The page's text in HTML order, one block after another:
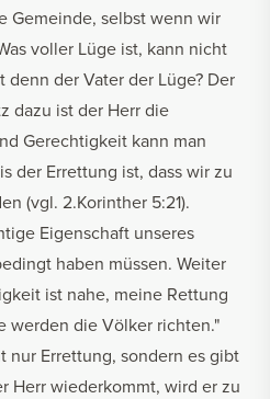
Gemeinde, selbst wenn wir
voller Lüge ist, kann nicht
denn der Vater der Lüge? Der
dazu ist der Herr die
Gerechtigkeit kann man
der Errettung ist, dass wir zu
(vgl. 2.Korinther 5:21).
Eigenschaft unseres
haben müssen. Weiter
ist nahe, meine Rettung
werden die Völker richten."
nur Errettung, sondern es gibt
Herr wiederkommt, wird er zu